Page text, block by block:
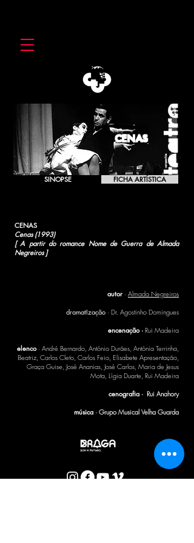
SINOPSE FICHA ARTÍSTICA
CENAS
CENAS
Cenas (1993)
[ A partir do romance Nome de Guerra de Almada
Negreiros ]
autor · Almada Negreiros
dramatIzação · Dr. Agostinho Domingues
encenação · Rui Madeira
elenco· André Bernardo, António Durães, Antónia Terrinha,
Beatriz, Carlos Cleto, Carlos Feio, Elisabete Apresentação,
Graça Guise, José Ananias, José Carlos, Maria de Jesus
Mota, Lígia Duarte, Rui Madeira
cenografia · Rui Anahory
música · Grupo Musical Velha Guarda